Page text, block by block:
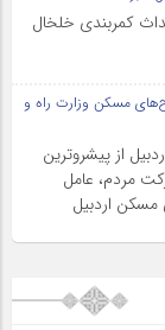
مسکن وزارت راه و
از پیشروترین
مردم، عامل
اردبیل